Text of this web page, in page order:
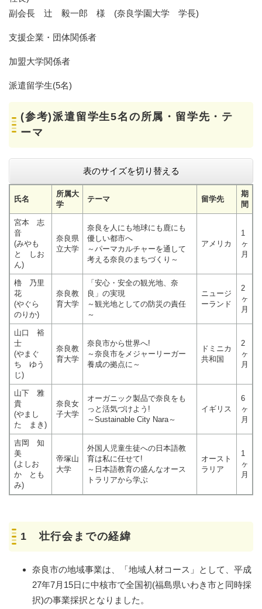
副会長 辻 毅一郎 様 (奈良学園大学 学長)
支援企業・団体関係者
加盟大学関係者
派遣留学生(5名)
(参考)派遣留学生5名の所属・留学先・テ
ーマ
表のサイズを切り替える
氏名
所属大
学
テーマ 留学先
期
間
宮本 志
音
(みやも
と しお
ん)
奈良県
立大学
奈良を人にも地球にも鹿にも
優しい都市へ
～パーマカルチャーを通して
考える奈良のまちづくり～
アメリカ
1
ヶ
月
櫓 乃里
花
(やぐら
のりか)
奈良教
育大学
「安心・安全の観光地、奈
良」の実現
～観光地としての防災の責任
～
ニュージ
ーランド
2
ヶ
月
山口 裕
士
(やまぐ
ち ゆう
じ)
奈良教
育大学
奈良市から世界へ!
～奈良市をメジャーリーガー
養成の拠点に～
ドミニカ
共和国
2
ヶ
月
山下 雅
貴
(やまし
た まき)
奈良女
子大学
オーガニック製品で奈良をも
っと活気づけよう!
～Sustainable City Nara～
イギリス
6
ヶ
月
吉岡 知
美
(よしお
か とも
み)
帝塚山
大学
外国人児童生徒への日本語教
育は私に任せて!
～日本語教育の盛んなオース
トラリアから学ぶ
オースト
ラリア
1
ヶ
月
1 壮行会までの経緯
奈良市の地域事業は、「地域人材コース」として、平成
27年7月15日に中核市で全国初(福島県いわき市と同時採
択)の事業採択となりました。